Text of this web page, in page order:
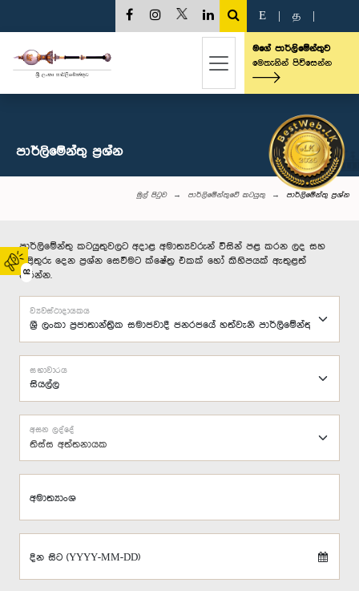
02
E த
මගේ පාර්ලිමේන්තුව
මෙතැනින් පිවිසෙන්න
පාර්ලි‌මේන්තු‌ ප්‍රශ්න
මුල් පිටුව පාර්ලිමේන්තුවේ කටයුතු පාර්ලි‌මේන්තු‌ ප්‍රශ්න
පාර්ලිමේන්තු කටයුතුවලට අදාළ අමාත්‍යවරුන් විසින් පළ කරන ලද සහ
පිළිතුරු දෙන ප්‍රශ්න සෙවීමට ක්ෂේත්‍ර එකක් හෝ කිහිපයක් ඇතුළත්
කරන්න.
ව්‍යවස්ථාදායකය
සභාවාරය
තිස්ස අත්තනායක
අසන ලද්දේ
අමාත්‍යාංශ
දින සිට (YYYY-MM-DD)